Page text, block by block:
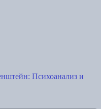
Психоанализ и